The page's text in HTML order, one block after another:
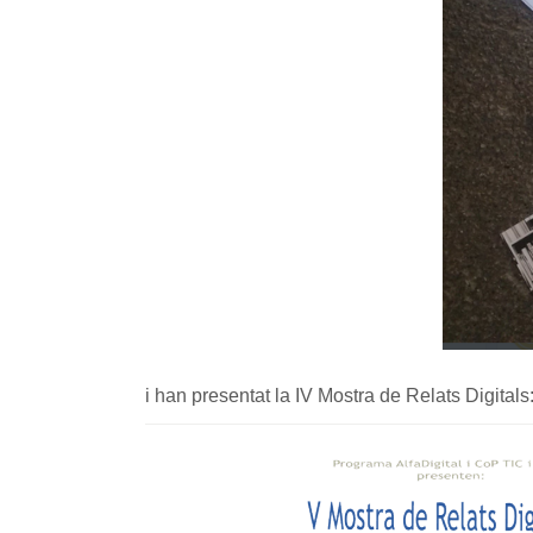
i han presentat la IV Mostra de Relats Digitals: